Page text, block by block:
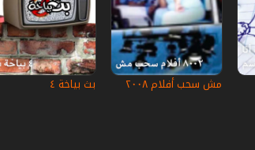
مش سحب أفلام ٢٠٠٨ بث بياخة ٤